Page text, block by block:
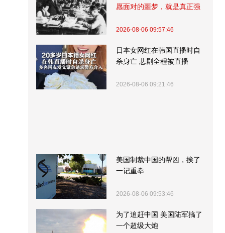
愿面对的噩梦，就是真正强
2026-08-06 09:57:46
日本女网红在韩国直播时自
杀身亡 悲剧全程被直播
2026-08-06 09:21:46
美国制裁中国的帮凶，挨了
一记重拳
2026-08-06 09:53:46
为了追赶中国 美国陆军搞了
一个超级大炮